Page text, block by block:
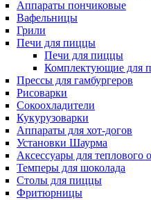
Аппараты пончиковые
Вафельницы
Грили
Печи для пиццы
Печи для пиццы
Комплектующие для
Прессы для гамбургеров
Рисоварки
Сокоохладители
Кукурузоварки
Аппараты для хот-догов
Установки Шаурма
Аксессуары для теплового
Темперы для шоколада
Столы для пиццы
Фритюрницы